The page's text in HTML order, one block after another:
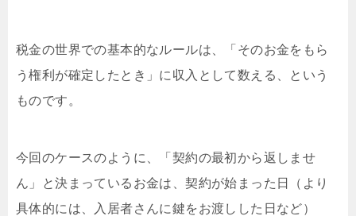
税金の世界での基本的なルールは、「そのお金をもら
う権利が確定したとき」に収入として数える、という
ものです。
今回のケースのように、「契約の最初から返しませ
ん」と決まっているお金は、契約が始まった日（より
具体的には、入居者さんに鍵をお渡しした日など）